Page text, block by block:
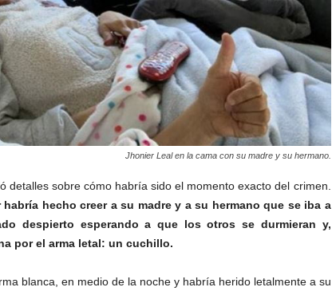
Jhonier Leal en la cama con su madre y su hermano.
detalles sobre cómo habría sido el momento exacto del crimen.
habría hecho creer a su madre y a su hermano que se iba a
despierto esperando a que los otros se durmieran y,
por el arma letal: un cuchillo.
blanca, en medio de la noche y habría herido letalmente a su